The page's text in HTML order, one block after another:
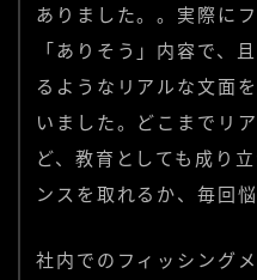
ありました。。実際に
「ありそう」内容で、
るようなリアルな文面
いました。どこまでリ
ど、教育としても成り
ンスを取れるか、毎回
社内でのフィッシング